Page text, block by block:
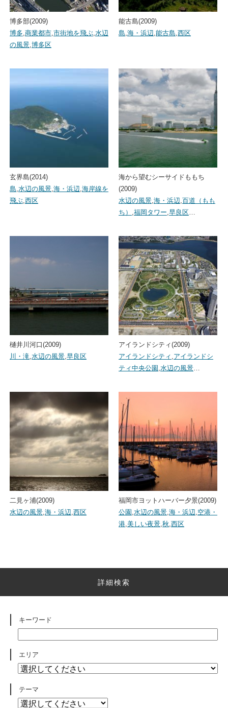
博多部(2009)
博多,商業都市,市街地を飛ぶ,水辺
の風景,博多区
能古島(2009)
島,海・浜辺,能古島,西区
玄界島(2014)
島,水辺の風景,海・浜辺,海岸線を
飛ぶ,西区
海から望むシーサイドももち
(2009)
水辺の風景,海・浜辺,百道（もも
ち） ,福岡タワー,早良区…
樋井川河口(2009)
川・滝,水辺の風景,早良区
アイランドシティ(2009)
アイランドシティ ,アイランドシ
ティ中央公園 ,水辺の風景…
二見ヶ浦(2009)
水辺の風景,海・浜辺,西区
福岡市ヨットハーバー夕景(2009)
公園 ,水辺の風景,海・浜辺,空港・
港,美しい夜景,秋,西区
詳細検索
キーワード
エリア
テーマ